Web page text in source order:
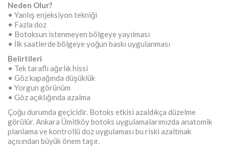
Neden Olur?
• Yanlış enjeksiyon tekniği
• Fazla doz
• Botoksun istenmeyen bölgeye yayılması
• İlk saatlerde bölgeye yoğun baskı uygulanması
Belirtileri
• Tek taraflı ağırlık hissi
• Göz kapağında düşüklük
• Yorgun görünüm
• Göz açıklığında azalma
Çoğu durumda geçicidir. Botoks etkisi azaldıkça düzelme
görülür. Ankara Ümitköy botoks uygulamalarımızda anatomik
planlama ve kontrollü doz uygulaması bu riski azaltmak
açısından büyük önem taşır.